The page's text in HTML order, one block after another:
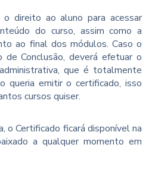
direito ao aluno para acessar
do curso, assim como a
ao final dos módulos. Caso o
Conclusão, deverá efetuar o
que é totalmente
queria emitir o certificado, isso
cursos quiser.
o Certificado ficará disponível na
a qualquer momento em